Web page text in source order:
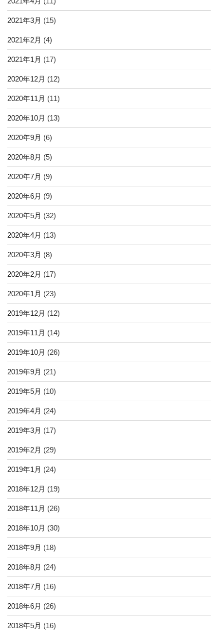
2021年3月 (15)
2021年2月 (4)
2021年1月 (17)
2020年12月 (12)
2020年11月 (11)
2020年10月 (13)
2020年9月 (6)
2020年8月 (5)
2020年7月 (9)
2020年6月 (9)
2020年5月 (32)
2020年4月 (13)
2020年3月 (8)
2020年2月 (17)
2020年1月 (23)
2019年12月 (12)
2019年11月 (14)
2019年10月 (26)
2019年9月 (21)
2019年5月 (10)
2019年4月 (24)
2019年3月 (17)
2019年2月 (29)
2019年1月 (24)
2018年12月 (19)
2018年11月 (26)
2018年10月 (30)
2018年9月 (18)
2018年8月 (24)
2018年7月 (16)
2018年6月 (26)
2018年5月 (16)